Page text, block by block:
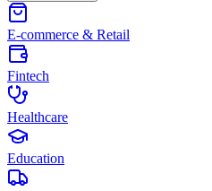
E-commerce & Retail
Fintech
Healthcare
Education